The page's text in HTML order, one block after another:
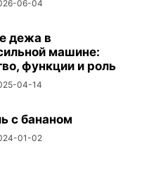
06-04
дежа в
машине:
функции и роль
04-14
с бананом
01-02